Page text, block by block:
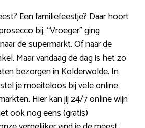
Een familiefeestje? Daar hoort
bij. “Vroeger” ging
de supermarkt. Of naar de
Maar vandaag de dag is het zo
bezorgen in Kolderwolde. In
je moeiteloos bij vele online
Hier kan jij 24/7 online wijn
ook nog eens (gratis)